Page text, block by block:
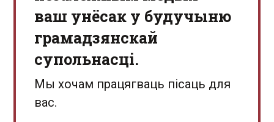
ваш унёсак у будучыню
грамадзянскай
супольнасці.
Мы хочам працягваць пісаць для
вас.